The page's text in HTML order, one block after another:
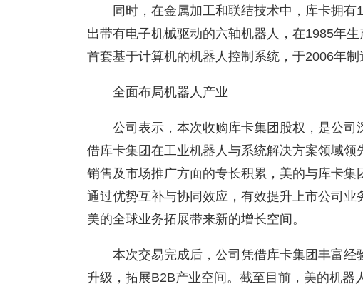
同时，在金属加工和联结技术中，库卡拥
出带有电子机械驱动的六轴机器人，在1985年
首套基于计算机的机器人控制系统，于2006年制
全面布局机器人产业
公司表示，本次收购库卡集团股权，是公
借库卡集团在工业机器人与系统解决方案领域领
销售及市场推广方面的专长积累，美的与库卡
通过优势互补与协同效应，有效提升上市公司
美的全球业务拓展带来新的增长空间。
本次交易完成后，公司凭借库卡集团丰富
升级，拓展B2B产业空间。截至目前，美的机